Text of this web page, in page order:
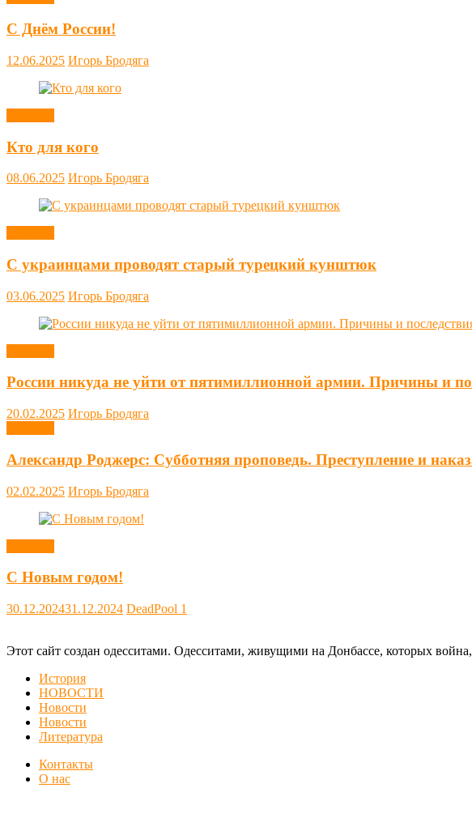
С Днём России!
12.06.2025 Игорь Бродяга
Кто для кого
08.06.2025 Игорь Бродяга
С украинцами проводят старый турецкий кунштюк
03.06.2025 Игорь Бродяга
России никуда не уйти от пятимиллионной армии. Причины и
20.02.2025 Игорь Бродяга
Александр Роджерс: Субботняя проповедь. Преступление и
02.02.2025 Игорь Бродяга
С Новым годом!
30.12.202431.12.2024 DeadPool 1
Этот сайт создан одесситами. Одесситами, живущими на Донбассе, которых
История
НОВОСТИ
Новости
Новости
Литература
Контакты
О нас